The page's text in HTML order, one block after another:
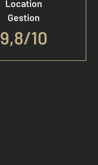
Location
Gestion
9,8/10